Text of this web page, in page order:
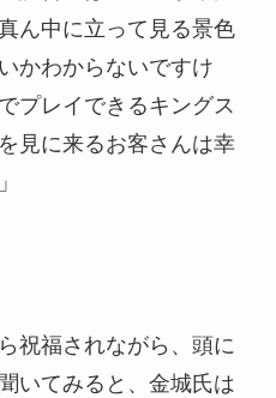
ん中に立って見る景色
かわからないですけ
プレイできるキングス
見に来るお客さんは幸
祝福されながら、頭に
いてみると、金城氏は